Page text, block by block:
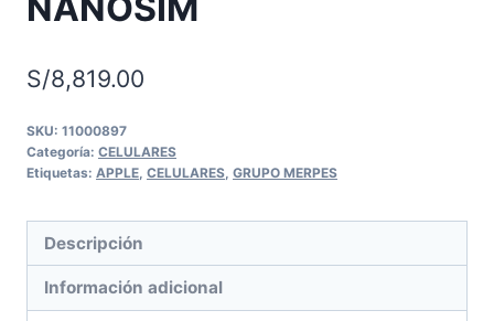
NANOSIM
S/8,819.00
SKU: 11000897
Categoría: CELULARES
Etiquetas: APPLE CELULARES GRUPO MERPES
Descripción
Información adicional